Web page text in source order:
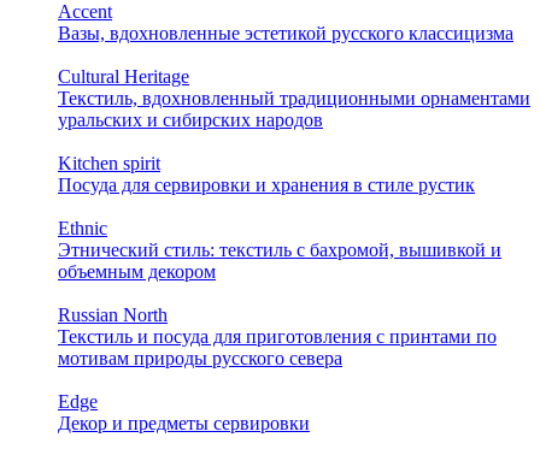
Accent
Вазы, вдохновленные эстетикой русского классицизма
Cultural Heritage
Текстиль, вдохновленный традиционными орнаментами
уральских и сибирских народов
Kitchen spirit
Посуда для сервировки и хранения в стиле рустик
Ethnic
Этнический стиль: текстиль с бахромой, вышивкой и
объемным декором
Russian North
Текстиль и посуда для приготовления с принтами по
мотивам природы русского севера
Edge
Декор и предметы сервировки